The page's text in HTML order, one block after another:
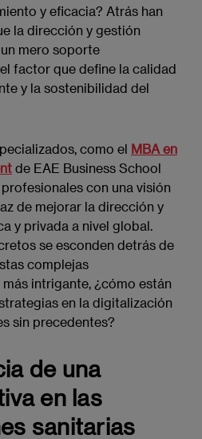
y eficacia? Atrás han
la dirección y gestión
mero soporte
factor que define la calidad
y la sostenibilidad del
como el MBA en
de EAE Business School
con una visión
de mejorar la dirección y
y privada a nivel global.
se esconden detrás de
complejas
intrigante, ¿cómo están
en la digitalización
sin precedentes?
de una
en las
sanitarias